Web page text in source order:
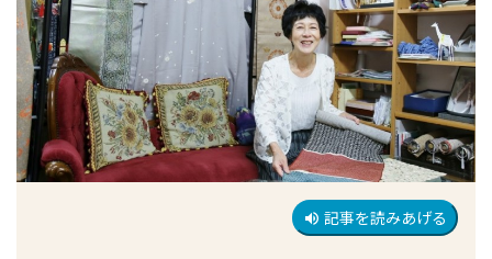
volume_up 記事を読みあげる